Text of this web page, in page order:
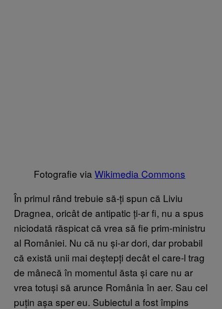
Fotografie via Wikimedia Commons
În primul rând trebuie să-ți spun că Liviu
Dragnea, oricât de antipatic ți-ar fi, nu a spus
niciodată răspicat că vrea să fie prim-ministru
al României. Nu că nu și-ar dori, dar probabil
că există unii mai deștepți decât el care-l trag
de mânecă în momentul ăsta și care nu ar
vrea totuși să arunce România în aer. Sau cel
puțin așa sper eu. Subiectul a fost împins